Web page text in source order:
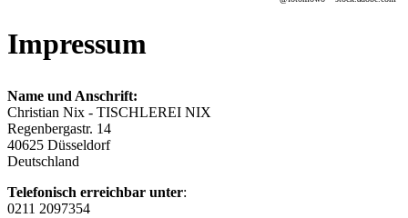
Impressum
Name und Anschrift:
Christian Nix - TISCHLEREI NIX
Regenbergastr. 14
40625 Düsseldorf
Deutschland
Telefonisch erreichbar unter:
0211 2097354